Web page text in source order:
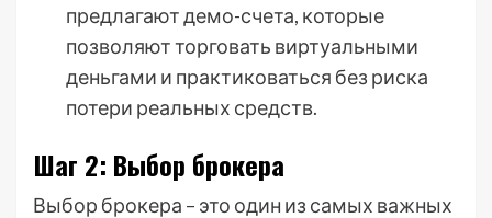
предлагают демо-счета, которые
позволяют торговать виртуальными
деньгами и практиковаться без риска
потери реальных средств.
Шаг 2: Выбор брокера
Выбор брокера – это один из самых важных